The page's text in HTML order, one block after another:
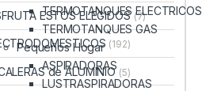
TERMOTANQUES ELECTRICOS
TERMOTANQUES GAS
Pequeños Hogar
ASPIRADORAS
LUSTRASPIRADORAS
ESTOS ELEGIDOS (7)
(192)
de ALUMINIO (5)